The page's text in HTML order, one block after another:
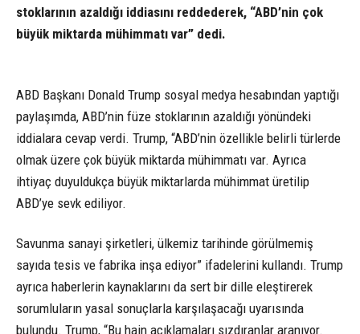
stoklarının azaldığı iddiasını reddederek, “ABD’nin çok
büyük miktarda mühimmatı var” dedi.
ABD Başkanı Donald Trump sosyal medya hesabından yaptığı
paylaşımda, ABD’nin füze stoklarının azaldığı yönündeki
iddialara cevap verdi. Trump, “ABD’nin özellikle belirli türlerde
olmak üzere çok büyük miktarda mühimmatı var. Ayrıca
ihtiyaç duyuldukça büyük miktarlarda mühimmat üretilip
ABD’ye sevk ediliyor.
Savunma sanayi şirketleri, ülkemiz tarihinde görülmemiş
sayıda tesis ve fabrika inşa ediyor” ifadelerini kullandı. Trump
ayrıca haberlerin kaynaklarını da sert bir dille eleştirerek
sorumluların yasal sonuçlarla karşılaşacağı uyarısında
bulundu. Trump, “Bu hain açıklamaları sızdıranlar aranıyor.